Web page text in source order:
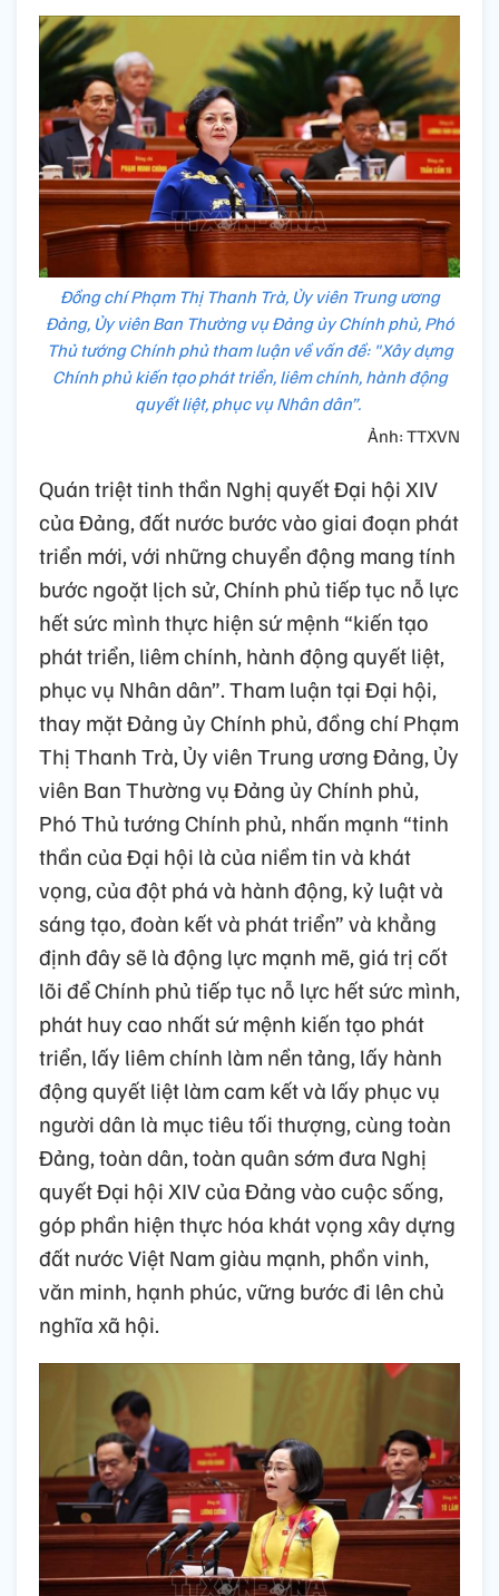
Đồng chí Phạm Thị Thanh Trà, Ủy viên Trung ương
Đảng, Ủy viên Ban Thường vụ Đảng ủy Chính phủ, Phó
Thủ tướng Chính phủ tham luận về vấn đề: "Xây dựng
Chính phủ kiến tạo phát triển, liêm chính, hành động
quyết liệt, phục vụ Nhân dân”.
Ảnh: TTXVN
Quán triệt tinh thần Nghị quyết Đại hội XIV
của Đảng, đất nước bước vào giai đoạn phát
triển mới, với những chuyển động mang tính
bước ngoặt lịch sử, Chính phủ tiếp tục nỗ lực
hết sức mình thực hiện sứ mệnh “kiến tạo
phát triển, liêm chính, hành động quyết liệt,
phục vụ Nhân dân”. Tham luận tại Đại hội,
thay mặt Đảng ủy Chính phủ, đồng chí Phạm
Thị Thanh Trà, Ủy viên Trung ương Đảng, Ủy
viên Ban Thường vụ Đảng ủy Chính phủ,
Phó Thủ tướng Chính phủ, nhấn mạnh “tinh
thần của Đại hội là của niềm tin và khát
vọng, của đột phá và hành động, kỷ luật và
sáng tạo, đoàn kết và phát triển” và khẳng
định đây sẽ là động lực mạnh mẽ, giá trị cốt
lõi để Chính phủ tiếp tục nỗ lực hết sức mình,
phát huy cao nhất sứ mệnh kiến tạo phát
triển, lấy liêm chính làm nền tảng, lấy hành
động quyết liệt làm cam kết và lấy phục vụ
người dân là mục tiêu tối thượng, cùng toàn
Đảng, toàn dân, toàn quân sớm đưa Nghị
quyết Đại hội XIV của Đảng vào cuộc sống,
góp phần hiện thực hóa khát vọng xây dựng
đất nước Việt Nam giàu mạnh, phồn vinh,
văn minh, hạnh phúc, vững bước đi lên chủ
nghĩa xã hội.